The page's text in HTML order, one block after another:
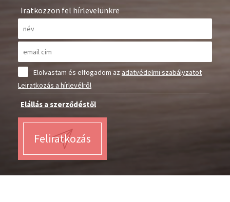
Iratkozzon fel hírlevelünkre
Elolvastam és elfogadom azadatvédelmi szabályzatot
Leiratkozás a hírlevélről
Elállás a szerződéstől
Feliratkozás